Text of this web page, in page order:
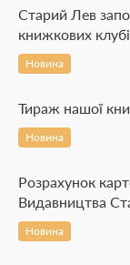
Старий Лев
книжкових
Новина
Тираж нашої
Новина
Розрахунок
Видавництва
Новина